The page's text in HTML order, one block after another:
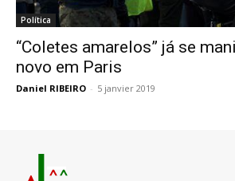
Política
“Coletes amarelos” já se
novo em Paris
Daniel RIBEIRO - 5 janvier 2019